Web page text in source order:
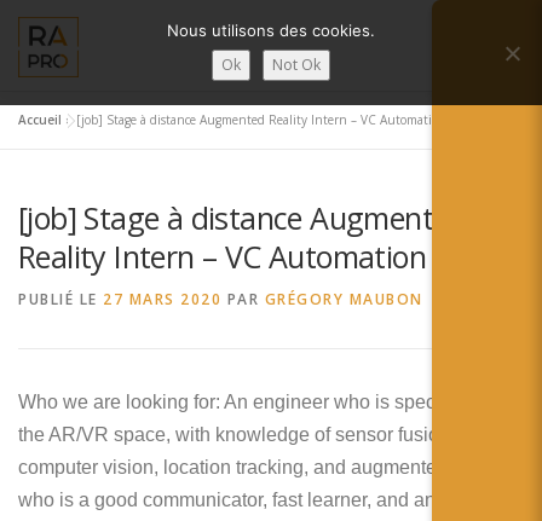
contenu
Menu
SERVICES RA’PRO ACTUALITÉ DE LA RA
Français
Deutsch
Accueil »[job] Stage à distance Augmented Reality Intern – VC Automation (USA)
[job] Stage à distance Augmented
Reality Intern – VC Automation (USA)
PUBLIÉ LE 27 MARS 2020 PAR GRÉGORY MAUBON
Who we are looking for: An engineer who is specialized in
the AR/VR space, with knowledge of sensor fusion,
computer vision, location tracking, and augmented reality
who is a good communicator, fast learner, and an
Nous utilisons des cookies.
Ok Not Ok